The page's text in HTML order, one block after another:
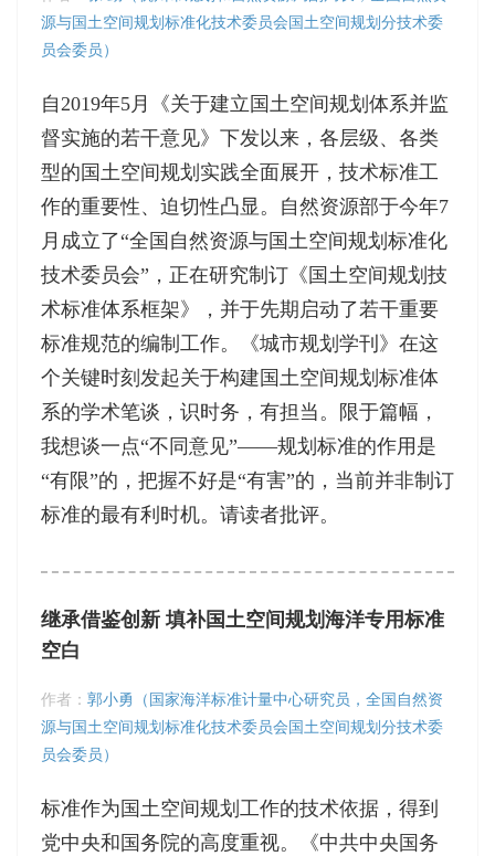
源与国土空间规划标准化技术委员会国土空间规划分技术委
员会委员）
自2019年5月《关于建立国土空间规划体系并监
督实施的若干意见》下发以来，各层级、各类
型的国土空间规划实践全面展开，技术标准工
作的重要性、迫切性凸显。自然资源部于今年7
月成立了“全国自然资源与国土空间规划标准化
技术委员会”，正在研究制订《国土空间规划技
术标准体系框架》，并于先期启动了若干重要
标准规范的编制工作。《城市规划学刊》在这
个关键时刻发起关于构建国土空间规划标准体
系的学术笔谈，识时务，有担当。限于篇幅，
我想谈一点“不同意见”——规划标准的作用是
“有限”的，把握不好是“有害”的，当前并非制订
标准的最有利时机。请读者批评。
继承借鉴创新 填补国土空间规划海洋专用标准
空白
作者： 郭小勇（国家海洋标准计量中心研究员，全国自然资
源与国土空间规划标准化技术委员会国土空间规划分技术委
员会委员）
标准作为国土空间规划工作的技术依据，得到
党中央和国务院的高度重视。《中共中央国务